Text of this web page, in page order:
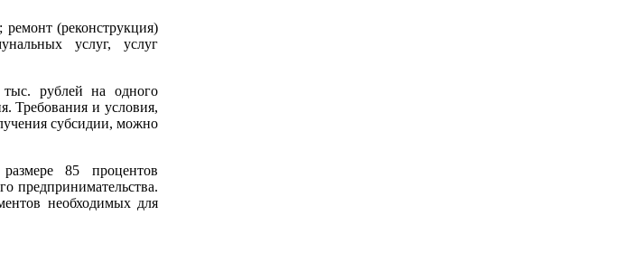
(реконструкция)
услуг, услуг
тыс. рублей на одного
Требования и условия,
субсидии, можно
85 процентов
предпринимательства.
необходимых для